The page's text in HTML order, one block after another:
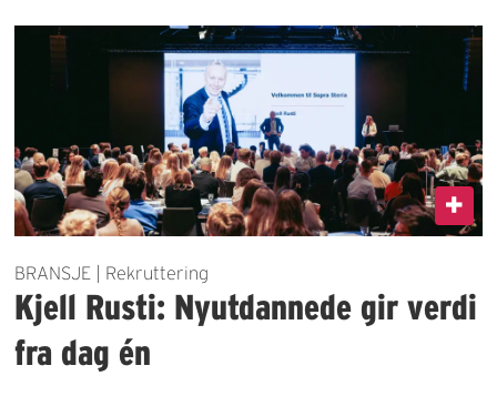
BRANSJE | Rekruttering
Kjell Rusti: Nyutdannede gir verdi
fra dag én